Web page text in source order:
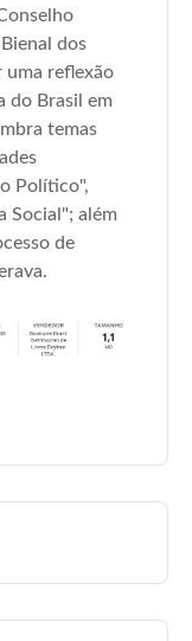
dos
uma reflexão
do Brasil em
temas
Político",
Social"; além
de